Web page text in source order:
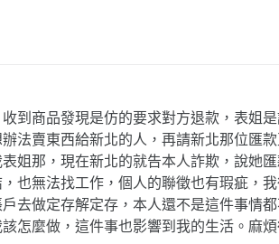
到商品發現是仿的要求對方退款，表姐
法賣東西給新北的人，再請新北那位匯
姐那，現在新北的就告本人詐欺，說她
也無法找工作，個人的聯徵也有瑕疵，
去做定存解定存，本人還不是這件事情
怎麼做，這件事也影響到我的生活。麻